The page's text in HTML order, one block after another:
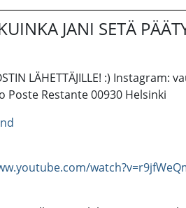
KUINKA JANI SETÄ
LÄHETTÄJILLE! :)
Poste Restante 00930 Helsinki